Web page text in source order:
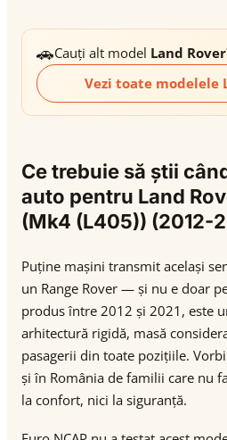
🚗Cauți alt model Land Rover
Vezi toate modelele
Ce trebuie să știi
auto pentru Land
(Mk4 (L405)) (2012-
Puține mașini transmit același
un Range Rover — și nu e doar
produs între 2012 și 2021, este
arhitectură rigidă, masă
pasagerii din toate pozițiile.
și în România de familii care nu
la confort, nici la siguranță.